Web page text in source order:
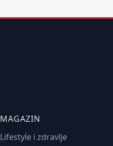
MAGAZIN
Lifestyle i zdravlje